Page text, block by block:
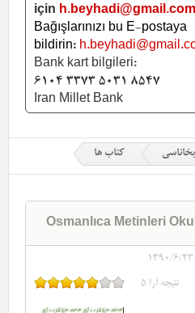
için h.beyhadi@gmail.com
Bağışlarınızı bu E-postaya
bildirin:
Bank kart bilgileri:
6104 3373 5031 8547
Iran Millet Bank
کتاب ها
Osmanlıca Metinleri
1390/6/23
نتیجه آرا 5